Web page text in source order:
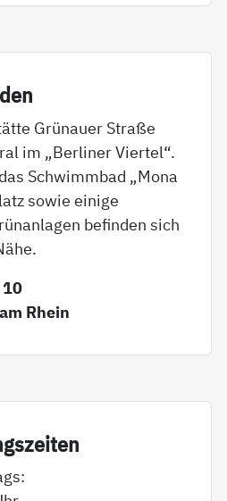
Grünauer Straße
im „Berliner Viertel“.
Schwimmbad „Mona
sowie einige
befinden sich
Rhein